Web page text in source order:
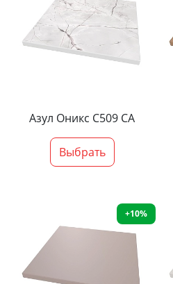
Азул Оникс С509 СА
Выбрать
+10%